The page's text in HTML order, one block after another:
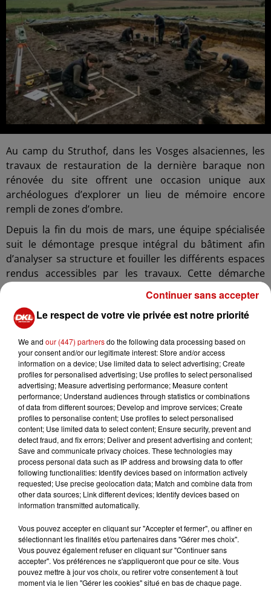
Au camp du Struthof, dans les Vosges alsaciennes, les
travaux de restauration de la dernière baraque non
rénovée du site offrent une occasion unique aux
archéologues d’explorer un lieu de mémoire encore
rempli de zones d’ombre.
Depuis la fin du mois de mars, une équipe spécialisée
suit le démontage presque intégral du bâtiment afin
d’analyser sa structure et fouiller les différents espaces
rendus accessibles par les travaux. Cette démarche
s’inscrit dans le cadre de l’archéologie contemporaine,
une discipline récente qui applique les méthodes de
fouilles habituellement utilisées pour les sites antiques à
des lieux de l’histoire moderne.
Les recherches permettent déjà de découvrir des objets
liés à la vie quotidienne des détenus. Parmi les
trouvailles récentes figure notamment un bon pour
obtenir de l’eau, appartenant à un prisonnier de l’après-
guerre condamné aux travaux forcés pour
collaboration.
La baraque concernée servait autrefois à héberger un
kapo ainsi que des détenus affectés aux cuisines durant
l’occupation allemande du camp. En plus des objets
personnels, les archéologues analysent également les
matériaux de construction et même les poussières
d’éventuelles traces laissées par les occupants.
Les spécialistes estiment que cette campagne constitue
une étape importante avant la restauration complète du
site. Plusieurs bâtiments emblématiques du Struthof,
Le respect de votre vie privée est notre priorité
We and our (447) partnersdo the following data processing based on
your consent and/or our legitimate interest: Store and/or access
information on a device; Use limited data to select advertising; Create
profiles for personalised advertising; Use profiles to select personalised
advertising; Measure advertising performance; Measure content
performance; Understand audiences through statistics or combinations
of data from different sources; Develop and improve services; Create
profiles to personalise content; Use profiles to select personalised
content; Use limited data to select content; Ensure security, prevent and
detect fraud, and fix errors; Deliver and present advertising and content;
Save and communicate privacy choices. These technologies may
process personal data such as IP address and browsing data to offer
following functionalities: Identify devices based on information actively
requested; Use precise geolocation data; Match and combine data from
other data sources; Link different devices; Identify devices based on
information transmitted automatically.
Vous pouvez accepter en cliquant sur "Accepter et fermer", ou affiner en
sélectionnant les finalités et/ou partenaires dans "Gérer mes choix".
Vous pouvez également refuser en cliquant sur "Continuer sans
accepter". Vos préférences ne s'appliqueront que pour ce site. Vous
pouvez mettre à jour vos choix, ou retirer votre consentement à tout
moment via le lien "Gérer les cookies" situé en bas de chaque page.
Continuer sans accepter